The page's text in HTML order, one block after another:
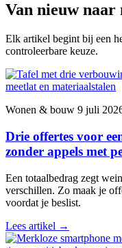
Van nieuw naar
Elk artikel begint bij een
controleerbare keuze.
Wonen & bouw 9 juli
Drie offertes voor
zonder appels met
Een totaalbedrag zegt
verschillen. Zo maak je
voordat je beslist.
Lees artikel →